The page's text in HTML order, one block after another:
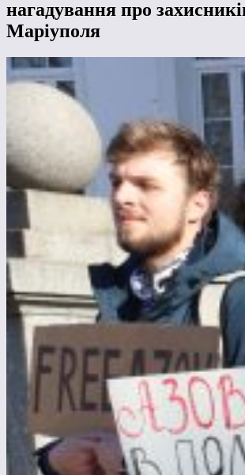
нагадування про
Маріуполя